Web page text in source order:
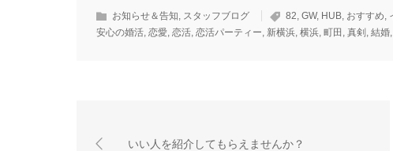
お知らせ＆告知, スタッフブログ 82, GW, HUB, おすすめ,
安心の婚活, 恋愛, 恋活, 恋活パーティー, 新横浜, 横浜, 町田 , 真剣 , 結婚,
いい人を紹介してもらえませんか？